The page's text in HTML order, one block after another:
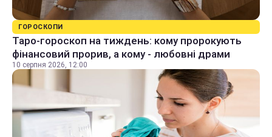
ГОРОСКОПИ
Таро-гороскоп на тиждень: кому пророкують
фінансовий прорив, а кому - любовні драми
10 серпня 2026, 12:00